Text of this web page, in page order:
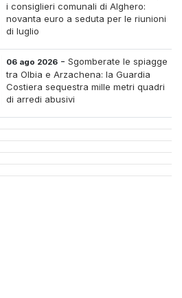
i consiglieri comunali di Alghero:
novanta euro a seduta per le riunioni
di luglio
06 ago 2026 -Sgomberate le spiagge
tra Olbia e Arzachena: la Guardia
Costiera sequestra mille metri quadri
di arredi abusivi